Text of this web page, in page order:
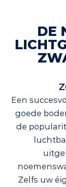
DE
Een
goede
de
Zelfs uw